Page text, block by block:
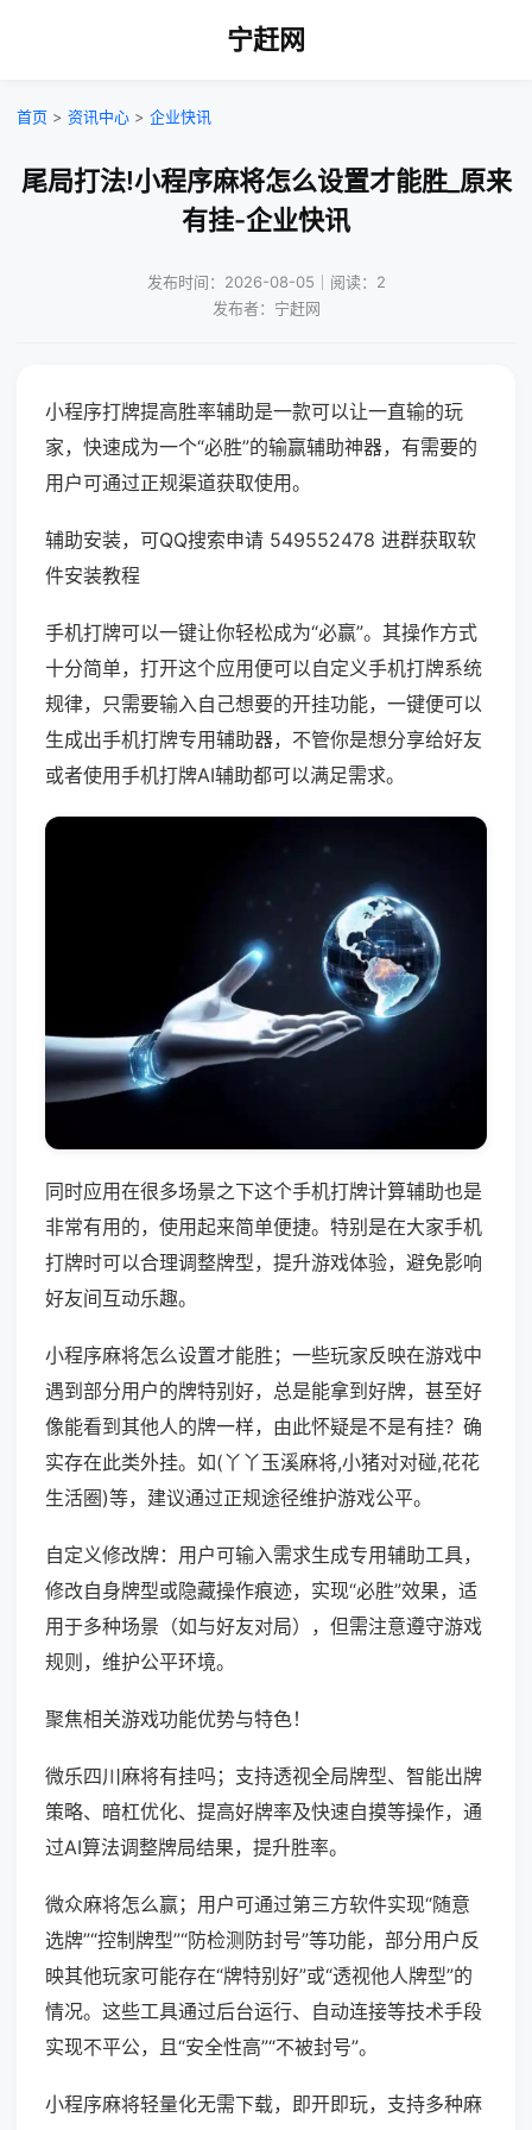
宁赶网
首页 > 资讯中心 > 企业快讯
尾局打法!小程序麻将怎么设置才能胜_原来
有挂-企业快讯
发布时间：2026-08-05｜阅读：2
发布者：宁赶网
小程序打牌提高胜率辅助是一款可以让一直输的玩
家，快速成为一个“必胜”的输赢辅助神器，有需要的
用户可通过正规渠道获取使用。
辅助安装，可QQ搜索申请 549552478 进群获取软
件安装教程
手机打牌可以一键让你轻松成为“必赢”。其操作方式
十分简单，打开这个应用便可以自定义手机打牌系统
规律，只需要输入自己想要的开挂功能，一键便可以
生成出手机打牌专用辅助器，不管你是想分享给好友
或者使用手机打牌AI辅助都可以满足需求。
同时应用在很多场景之下这个手机打牌计算辅助也是
非常有用的，使用起来简单便捷。特别是在大家手机
打牌时可以合理调整牌型，提升游戏体验，避免影响
好友间互动乐趣。
小程序麻将怎么设置才能胜；一些玩家反映在游戏中
遇到部分用户的牌特别好，总是能拿到好牌，甚至好
像能看到其他人的牌一样，由此怀疑是不是有挂？确
实存在此类外挂。如(丫丫玉溪麻将,小猪对对碰,花花
生活圈)等，建议通过正规途径维护游戏公平。
自定义修改牌：用户可输入需求生成专用辅助工具，
修改自身牌型或隐藏操作痕迹，实现“必胜”效果，适
用于多种场景（如与好友对局），但需注意遵守游戏
规则，维护公平环境。
聚焦相关游戏功能优势与特色！
微乐四川麻将有挂吗；支持透视全局牌型、智能出牌
策略、暗杠优化、提高好牌率及快速自摸等操作，通
过AI算法调整牌局结果，提升胜率。
微众麻将怎么赢；用户可通过第三方软件实现“随意
选牌”“控制牌型”“防检测防封号”等功能，部分用户反
映其他玩家可能存在“牌特别好”或“透视他人牌型”的
情况。这些工具通过后台运行、自动连接等技术手段
实现不平公，且“安全性高”“不被封号”。
小程序麻将轻量化无需下载，即开即玩，支持多种麻